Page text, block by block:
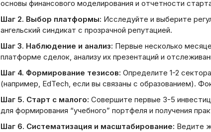
основы финансового моделирования и отчетности
Шаг 2. Выбор платформы: Исследуйте и выберите
ангельский синдикат с прозрачной репутацией.
Шаг 3. Наблюдение и анализ: Первые несколько
платформе сделок, анализу их презентаций и
Шаг 4. Формирование тезисов: Определите 1-2
(например, EdTech, если вы связаны с образованием).
Шаг 5. Старт с малого: Совершите первые 3-5
для формирования “учебного” портфеля и получения
Шаг 6. Систематизация и масштабирование: Ведите